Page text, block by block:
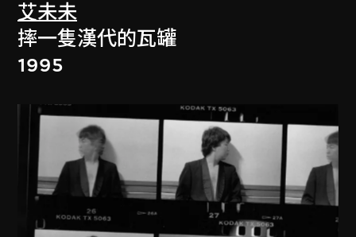
艾未未
摔一隻漢代的瓦罐
1995